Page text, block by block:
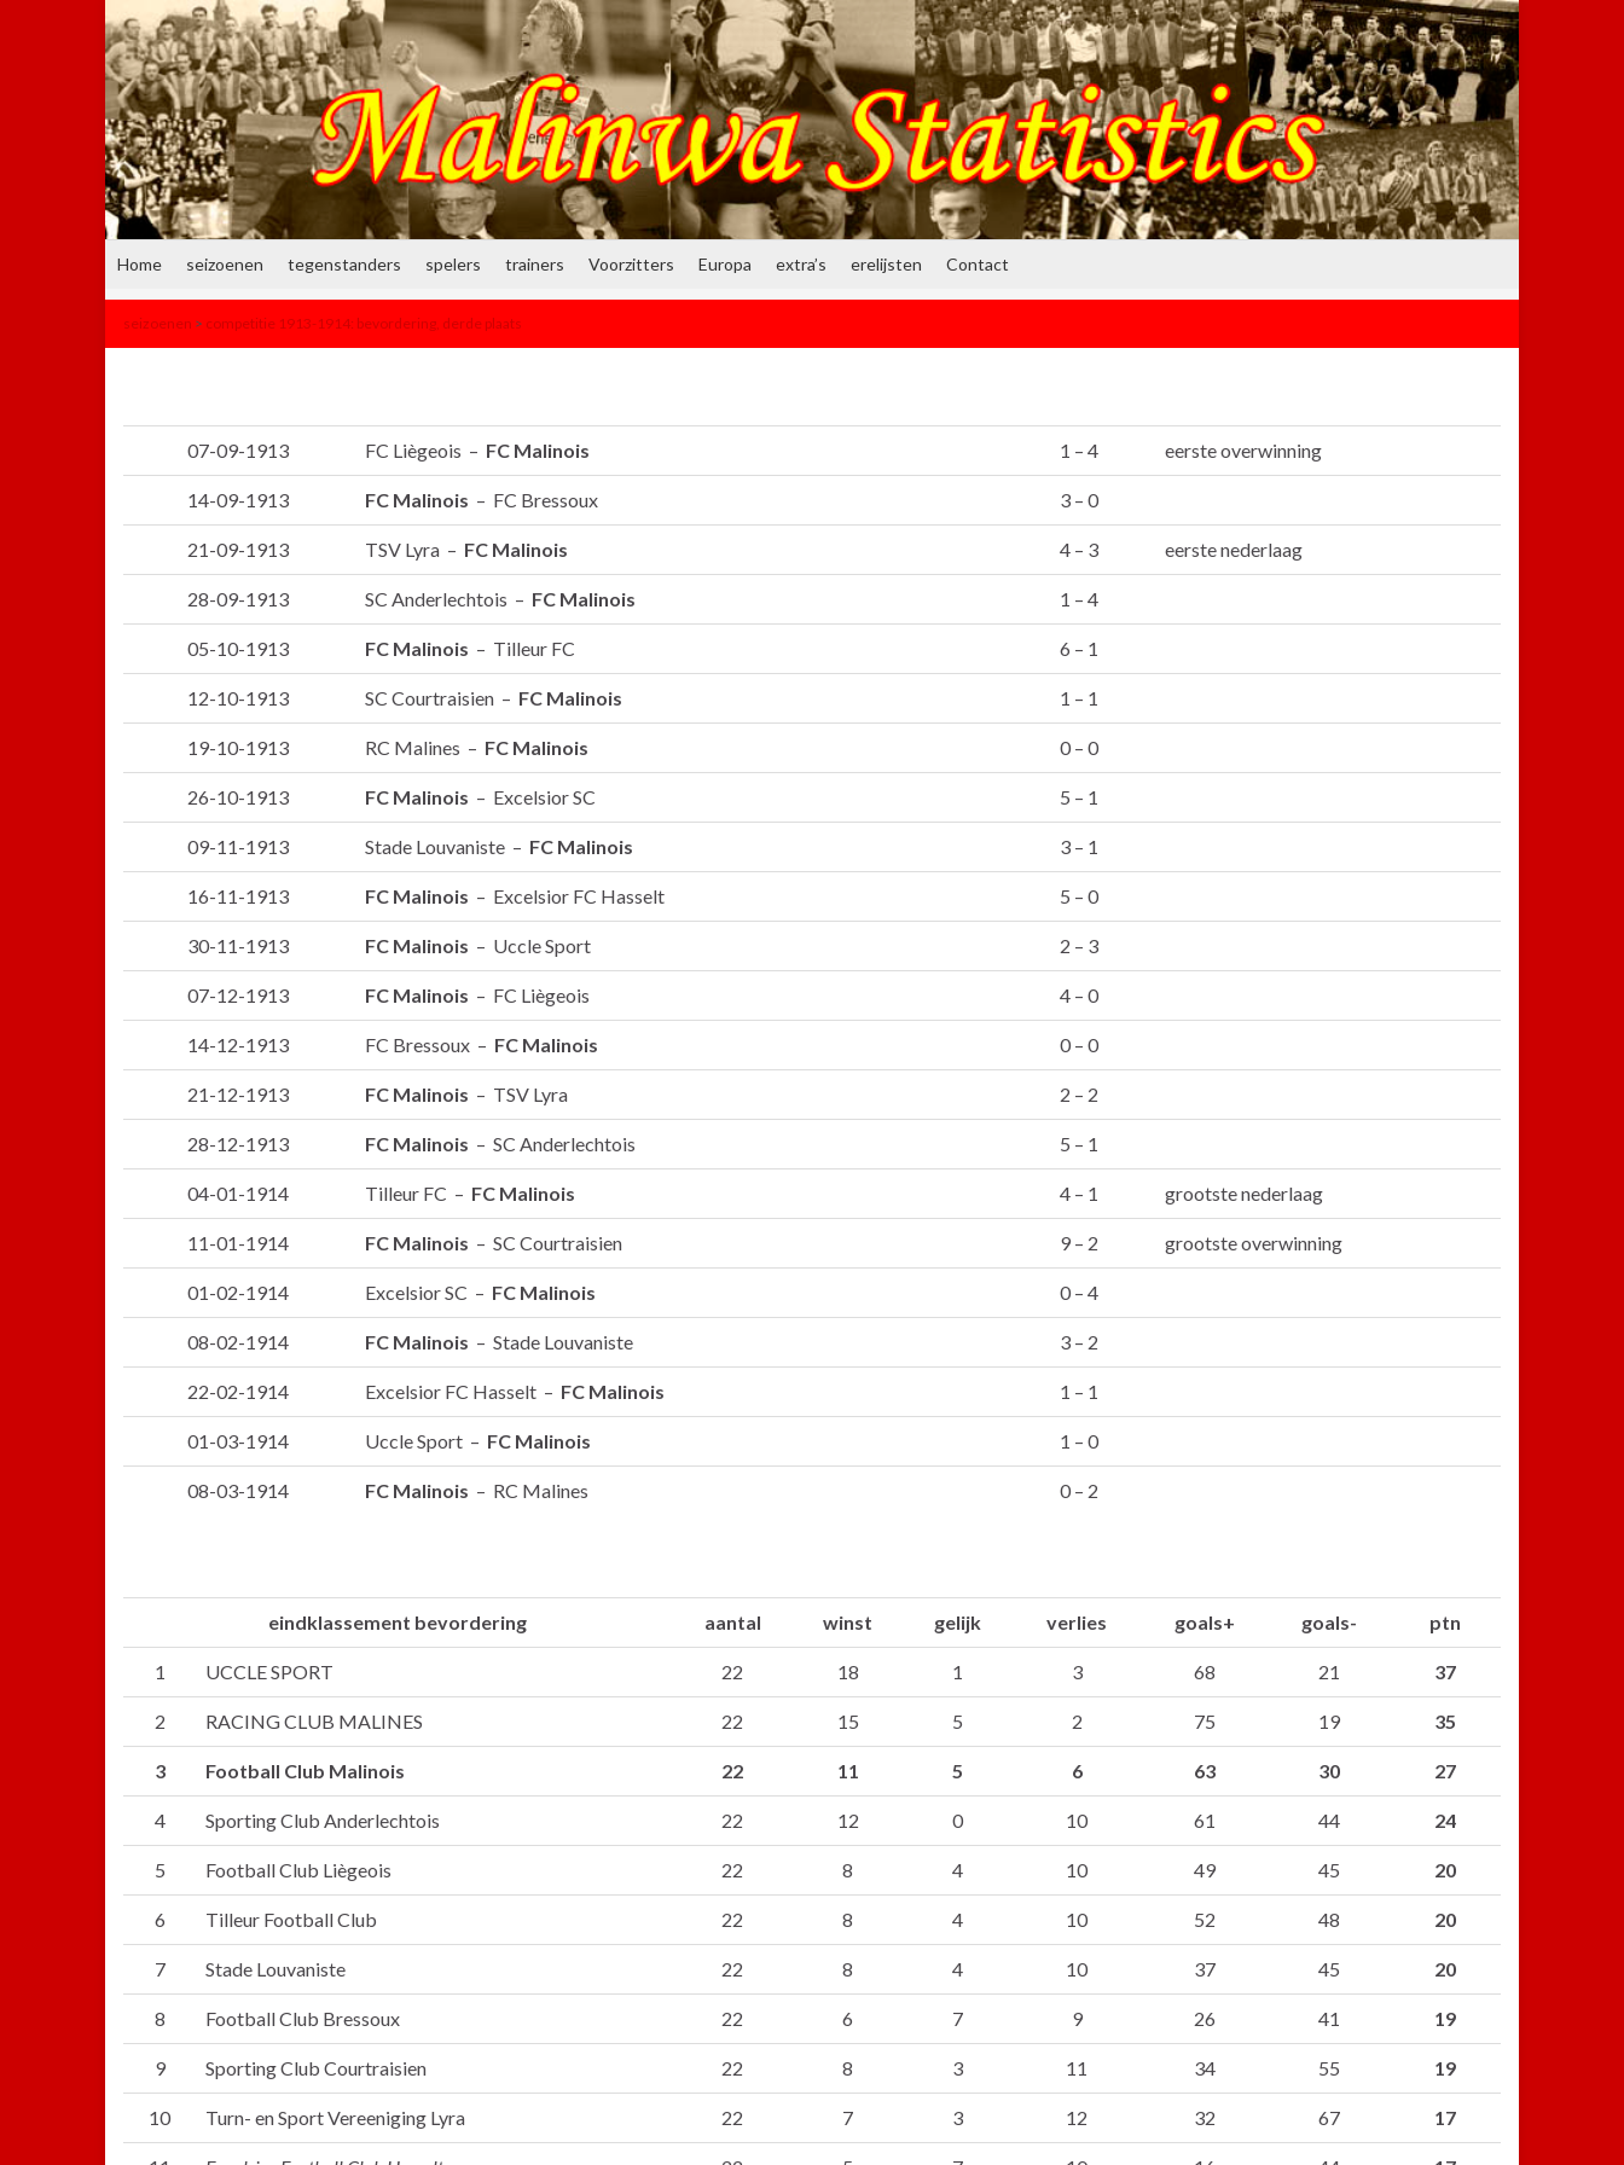
Home seizoenen tegenstanders spelers trainers Voorzitters Europa extra’s erelijsten Contact
seizoenen > competitie 1913-1914: bevordering, derde plaats
07-09-1913 FC Liègeois – FC Malinois 1 – 4 eerste overwinning
14-09-1913 FC Malinois – FC Bressoux 3 – 0
21-09-1913 TSV Lyra – FC Malinois 4 – 3 eerste nederlaag
28-09-1913 SC Anderlechtois – FC Malinois 1 – 4
05-10-1913 FC Malinois – Tilleur FC 6 – 1
12-10-1913 SC Courtraisien – FC Malinois 1 – 1
19-10-1913 RC Malines – FC Malinois 0 – 0
26-10-1913 FC Malinois – Excelsior SC 5 – 1
09-11-1913 Stade Louvaniste – FC Malinois 3 – 1
16-11-1913 FC Malinois – Excelsior FC Hasselt 5 – 0
30-11-1913 FC Malinois – Uccle Sport 2 – 3
07-12-1913 FC Malinois – FC Liègeois 4 – 0
14-12-1913 FC Bressoux – FC Malinois 0 – 0
21-12-1913 FC Malinois – TSV Lyra 2 – 2
28-12-1913 FC Malinois – SC Anderlechtois 5 – 1
04-01-1914 Tilleur FC – FC Malinois 4 – 1 grootste nederlaag
11-01-1914 FC Malinois – SC Courtraisien 9 – 2 grootste overwinning
01-02-1914 Excelsior SC – FC Malinois 0 – 4
08-02-1914 FC Malinois – Stade Louvaniste 3 – 2
22-02-1914 Excelsior FC Hasselt – FC Malinois 1 – 1
01-03-1914 Uccle Sport – FC Malinois 1 – 0
08-03-1914 FC Malinois – RC Malines 0 – 2
eindklassement bevordering aantal winst gelijk verlies goals+ goals- ptn
1 UCCLE SPORT 22 18 1 3 68 21 37
2 RACING CLUB MALINES 22 15 5 2 75 19 35
3 Football Club Malinois 22 11 5 6 63 30 27
4 Sporting Club Anderlechtois 22 12 0 10 61 44 24
5 Football Club Liègeois 22 8 4 10 49 45 20
6 Tilleur Football Club 22 8 4 10 52 48 20
7 Stade Louvaniste 22 8 4 10 37 45 20
8 Football Club Bressoux 22 6 7 9 26 41 19
9 Sporting Club Courtraisien 22 8 3 11 34 55 19
10 Turn- en Sport Vereeniging Lyra 22 7 3 12 32 67 17